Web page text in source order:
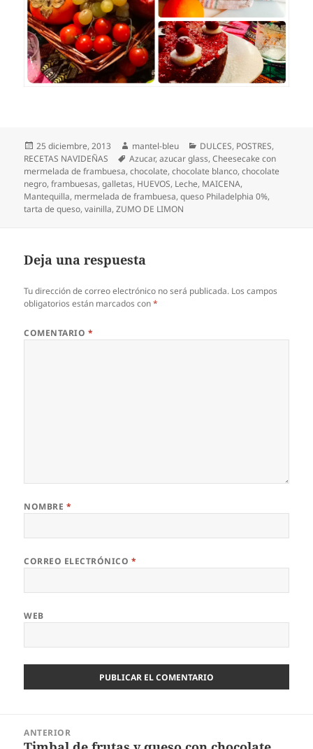
Publicado
el
25 diciembre, 2013 Autor
mantel-bleu Categorías
DULCES, POSTRES,
RECETAS NAVIDEÑAS
Etiquetas
Azucar,azucar glass,Cheesecake con
mermelada de frambuesa,chocolate,chocolate blanco,chocolate
negro,frambuesas,galletas, HUEVOS, Leche, MAICENA,
Mantequilla, mermelada de frambuesa,queso Philadelphia 0%,
tarta de queso,vainilla,ZUMO DE LIMON
Deja una respuesta
Tu dirección de correo electrónico no será publicada. Los campos
obligatorios están marcados con*
COMENTARIO *
NOMBRE *
CORREO ELECTRÓNICO *
WEB
ANTERIOR